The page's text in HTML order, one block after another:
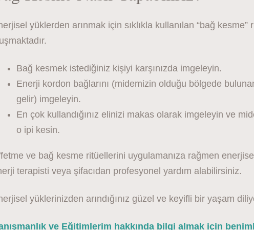
yüklerden arınmak için sıklıkla kullanılan “bağ
Bağ kesmek istediğiniz kişiyi karşınızda imgeleyin.
Enerji kordon bağlarını (midemizin olduğu bölgede
gelir) imgeleyin.
En çok kullandığınız elinizi makas olarak imgeleyin ve
o ipi kesin.
ve bağ kesme ritüellerini uygulamanıza rağmen
terapisti veya şifacıdan profesyonel yardım alabilirsiniz.
yüklerinizden arındığınız güzel ve keyifli bir yaşam
ve Eğitimlerim hakkında bilgi almak için